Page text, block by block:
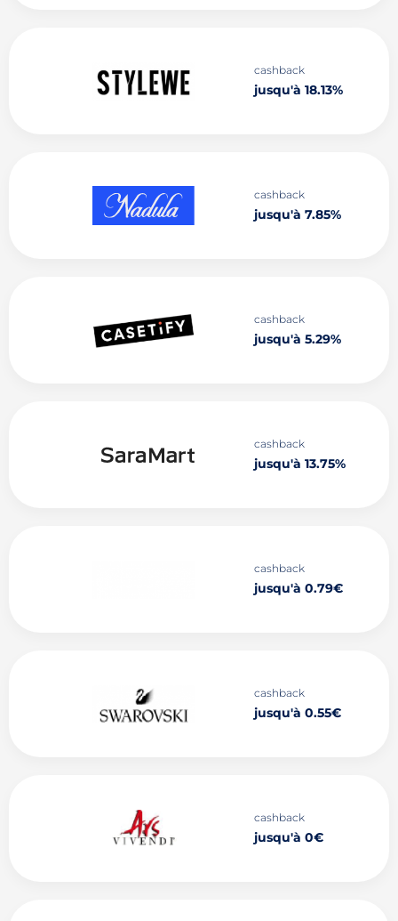
cashback
jusqu'à 18.13%
cashback
jusqu'à 7.85%
cashback
jusqu'à 5.29%
cashback
jusqu'à 13.75%
cashback
jusqu'à 0.79€
cashback
jusqu'à 0.55€
cashback
jusqu'à 0€